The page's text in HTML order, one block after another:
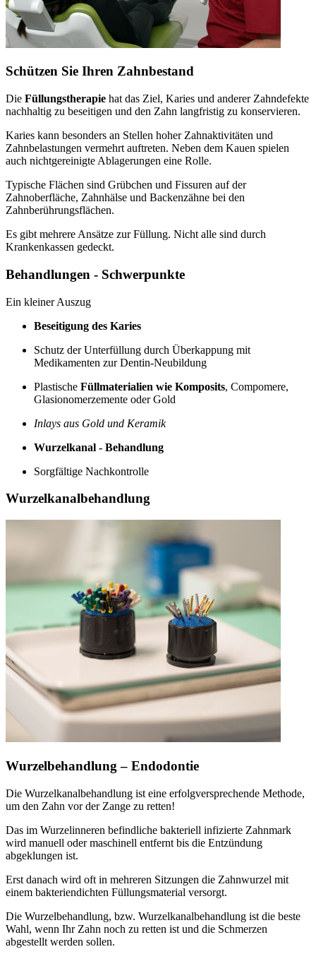
Schützen Sie Ihren Zahnbestand
Die Füllungstherapie hat das Ziel, Karies und anderer Zahndefekte
nachhaltig zu beseitigen und den Zahn langfristig zu konservieren.
Karies kann besonders an Stellen hoher Zahnaktivitäten und
Zahnbelastungen vermehrt auftreten. Neben dem Kauen spielen
auch nichtgereinigte Ablagerungen eine Rolle.
Typische Flächen sind Grübchen und Fissuren auf der
Zahnoberfläche, Zahnhälse und Backenzähne bei den
Zahnberührungsflächen.
Es gibt mehrere Ansätze zur Füllung. Nicht alle sind durch
Krankenkassen gedeckt.
Behandlungen - Schwerpunkte
Ein kleiner Auszug
Beseitigung des Karies
Schutz der Unterfüllung durch Überkappung mit
Medikamenten zur Dentin-Neubildung
Plastische Füllmaterialien wie Komposits, Compomere,
Glasionomerzemente oder Gold
Inlays aus Gold und Keramik
Wurzelkanal - Behandlung
Sorgfältige Nachkontrolle
Wurzelkanalbehandlung
Wurzelbehandlung – Endodontie
Die Wurzelkanalbehandlung ist eine erfolgversprechende Methode,
um den Zahn vor der Zange zu retten!
Das im Wurzelinneren befindliche bakteriell infizierte Zahnmark
wird manuell oder maschinell entfernt bis die Entzündung
abgeklungen ist.
Erst danach wird oft in mehreren Sitzungen die Zahnwurzel mit
einem bakteriendichten Füllungsmaterial versorgt.
Die Wurzelbehandlung, bzw. Wurzelkanalbehandlung ist die beste
Wahl, wenn Ihr Zahn noch zu retten ist und die Schmerzen
abgestellt werden sollen.